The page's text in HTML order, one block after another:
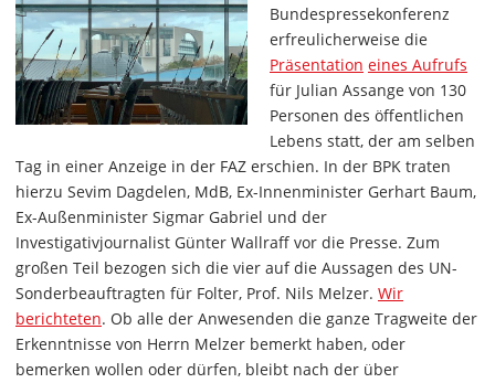
Bundespressekonferenz
erfreulicherweise die
Präsentation eines Aufrufs
für Julian Assange von 130
Personen des öffentlichen
Lebens statt, der am selben
Tag in einer Anzeige in der FAZ erschien. In der BPK traten
hierzu Sevim Dagdelen, MdB, Ex-Innenminister Gerhart Baum,
Ex-Außenminister Sigmar Gabriel und der
Investigativjournalist Günter Wallraff vor die Presse. Zum
großen Teil bezogen sich die vier auf die Aussagen des UN-
Sonderbeauftragten für Folter, Prof. Nils Melzer. Wir
berichteten. Ob alle der Anwesenden die ganze Tragweite der
Erkenntnisse von Herrn Melzer bemerkt haben, oder
bemerken wollen oder dürfen, bleibt nach der über